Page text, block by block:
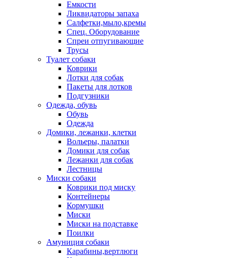
Емкости
Ликвидаторы запаха
Салфетки,мыло,кремы
Спец. Оборудование
Спреи отпугивающие
Трусы
Туалет собаки
Коврики
Лотки для собак
Пакеты для лотков
Подгузники
Одежда, обувь
Обувь
Одежда
Домики, лежанки, клетки
Вольеры, палатки
Домики для собак
Лежанки для собак
Лестницы
Миски собаки
Коврики под миску
Контейнеры
Кормушки
Миски
Миски на подставке
Поилки
Амуниция собаки
Карабины,вертлюги